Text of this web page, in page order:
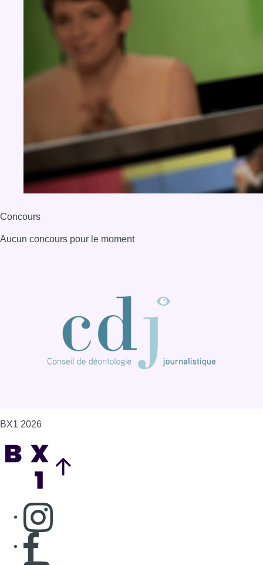
Concours
Aucun concours pour le moment
BX1 2026
Consulter page Instagram
Consulter page Facebook